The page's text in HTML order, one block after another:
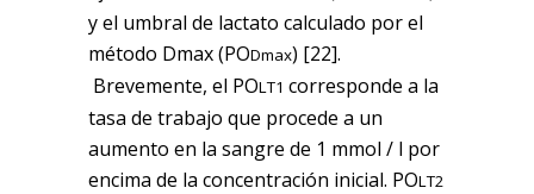
y el umbral de lactato calculado por el
método Dmax (PODmax) [22].
Brevemente, el POLT1 corresponde a la
tasa de trabajo que procede a un
aumento en la sangre de 1 mmol / l por
encima de la concentración inicial. POLT2